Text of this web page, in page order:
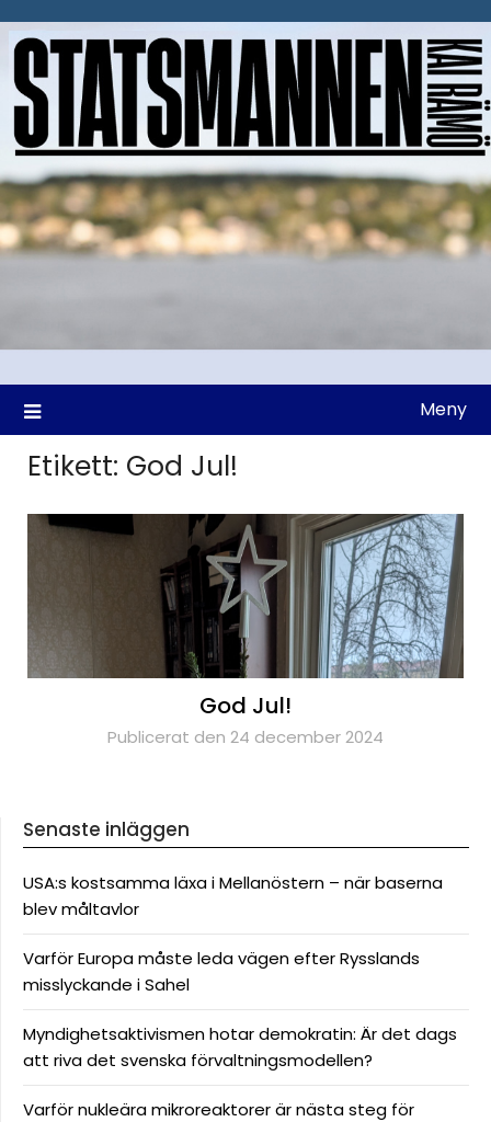
till
Meny
Etikett: God Jul!
God Jul!
Publicerat den 24 december 2024
Senaste inläggen
USA:s kostsamma läxa i Mellanöstern – när baserna
blev måltavlor
Varför Europa måste leda vägen efter Rysslands
misslyckande i Sahel
Myndighetsaktivismen hotar demokratin: Är det dags
att riva det svenska förvaltningsmodellen?
Varför nukleära mikroreaktorer är nästa steg för